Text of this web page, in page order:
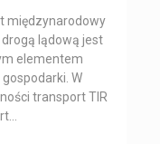
międzynarodowy
lądową jest
elementem
W
transport TIR